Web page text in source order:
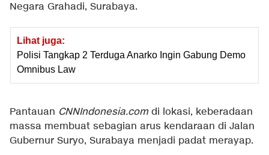
Negara Grahadi, Surabaya.
Lihat juga:
Polisi Tangkap 2 Terduga Anarko Ingin Gabung Demo
Omnibus Law
Pantauan CNNIndonesia.comdi lokasi, keberadaan
massa membuat sebagian arus kendaraan di Jalan
Gubernur Suryo, Surabaya menjadi padat merayap.